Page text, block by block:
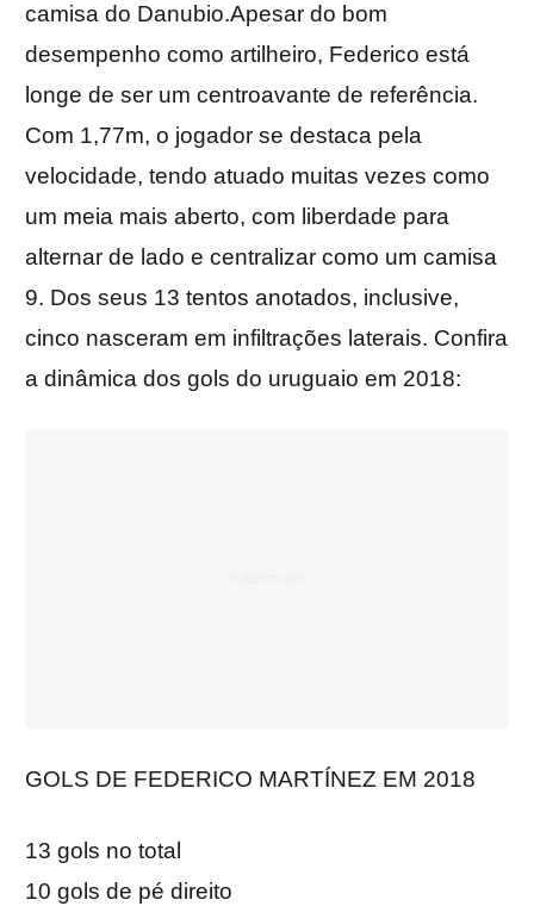
camisa do Danubio.Apesar do bom
desempenho como artilheiro, Federico está
longe de ser um centroavante de referência.
Com 1,77m, o jogador se destaca pela
velocidade, tendo atuado muitas vezes como
um meia mais aberto, com liberdade para
alternar de lado e centralizar como um camisa
9. Dos seus 13 tentos anotados, inclusive,
cinco nasceram em infiltrações laterais. Confira
a dinâmica dos gols do uruguaio em 2018:
GOLS DE FEDERICO MARTÍNEZ EM 2018
13 gols no total
10 gols de pé direito